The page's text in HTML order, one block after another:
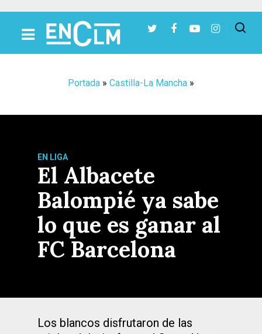
Portada » Castilla-La Mancha »
EN LIGA
El Albacete
Balompié ya sabe
lo que es ganar al
FC Barcelona
Los blancos disfrutaron de las